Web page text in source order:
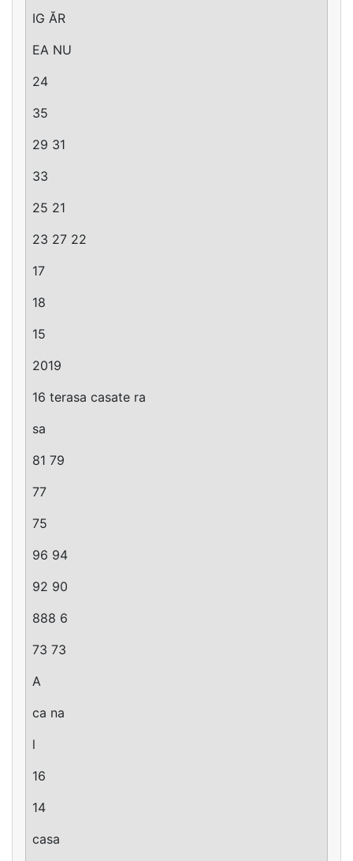
IG ĂR
EA NU
24
35
29 31
33
25 21
23 27 22
17
18
15
2019
16 terasa casate ra
sa
81 79
77
75
96 94
92 90
888 6
73 73
A
ca na
l
16
14
casa